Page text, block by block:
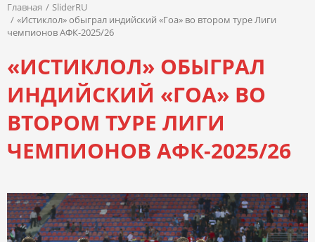
Главная
SliderRU
«Истиклол» обыграл индийский «Гоа» во втором туре Лиги
чемпионов АФК-2025/26
«ИСТИКЛОЛ» ОБЫГРАЛ
ИНДИЙСКИЙ «ГОА» ВО
ВТОРОМ ТУРЕ ЛИГИ
ЧЕМПИОНОВ АФК-2025/26